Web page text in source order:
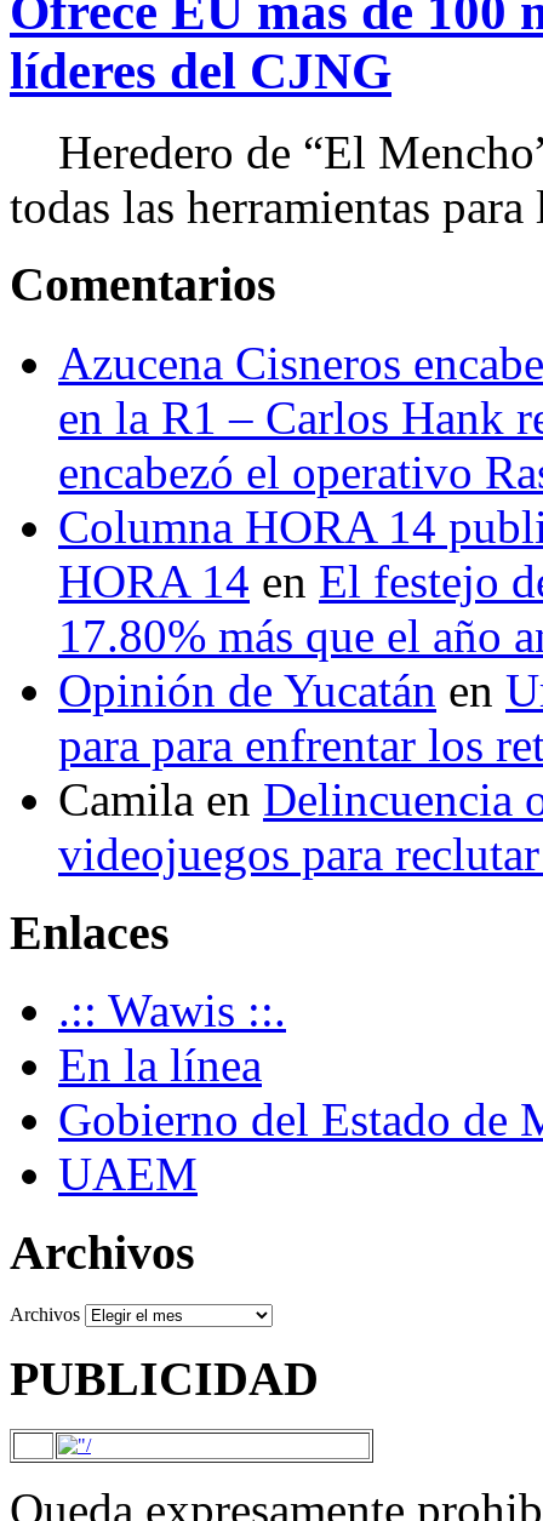
líderes del CJNG
Heredero de “El
todas las herramientas
Comentarios
Azucena Cisneros
en la R1 – Carlos Hank
encabezó el operativo
Columna HORA 14
HORA 14 en El festejo
17.80% más que el año
Opinión de Yucatán en
para para enfrentar los
Camila en Delincuencia
videojuegos para
Enlaces
.:: Wawis ::.
En la línea
Gobierno del Estado de
UAEM
Archivos
Archivos
PUBLICIDAD
Queda expresamente